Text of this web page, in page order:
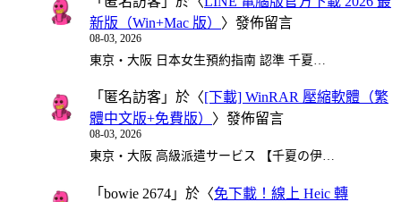
新版（Win+Mac 版） 〉發佈留言
08-03, 2026
東京・大阪 日本女生預約指南 認準 千夏…
「 匿名訪客 」於〈[下載] WinRAR 壓縮軟體（繁
體中文版+免費版） 〉發佈留言
08-03, 2026
東京・大阪 高級派遣サービス 【千夏の伊…
「 bowie 2674 」於〈免下載！線上 Heic 轉